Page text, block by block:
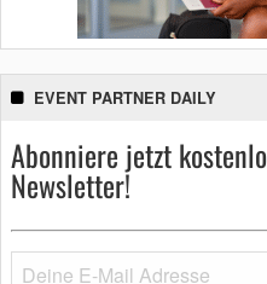
EVENT PARTNER DAILY
Abonniere jetzt
Newsletter!